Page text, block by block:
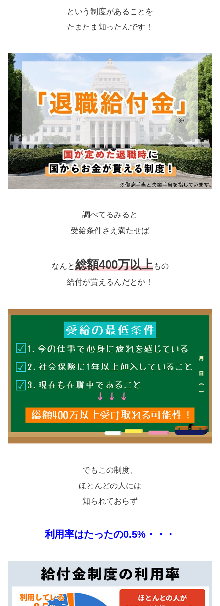
という制度があることを
たまたま知ったんです！
調べてるみると
受給条件さえ満たせば
なんと総額400万以上もの
給付が貰えるんだとか！
でもこの制度、
ほとんどの人には
知られておらず
利用率はたったの0.5%・・・